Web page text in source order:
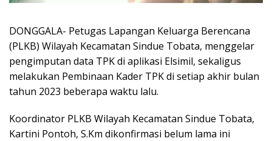
DONGGALA- Petugas Lapangan Keluarga Berencana
(PLKB) Wilayah Kecamatan Sindue Tobata, menggelar
pengimputan data TPK di aplikasi Elsimil, sekaligus
melakukan Pembinaan Kader TPK di setiap akhir bulan
tahun 2023 beberapa waktu lalu.
Koordinator PLKB Wilayah Kecamatan Sindue Tobata,
Kartini Pontoh, S.Km dikonfirmasi belum lama ini